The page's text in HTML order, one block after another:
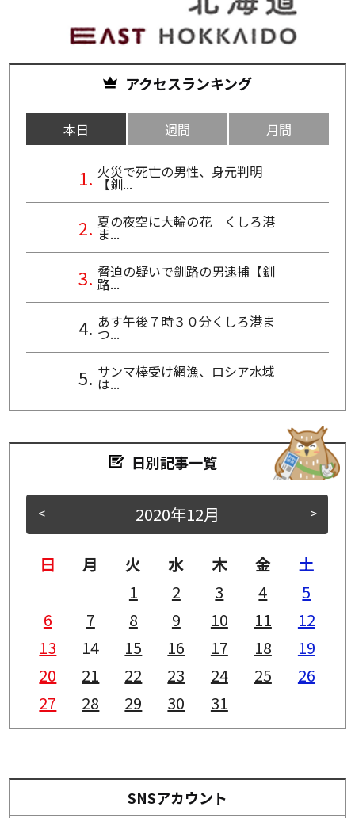
アクセスランキング
本日 週間 月間
火災で死亡の男性、身元判明
【釧...
夏の夜空に大輪の花 くしろ港
ま...
脅迫の疑いで釧路の男逮捕【釧
路...
あす午後７時３０分くしろ港ま
つ...
サンマ棒受け網漁、ロシア水域
は...
日別記事一覧
< >
2020年12月
日 月 火 水 木 金
土
1
2 3 4
5
6
7 8 9 10 11
12
13
14 15 16 17 18
19
20
21 22 23 24 25
26
27
28 29 30 31
SNSアカウント